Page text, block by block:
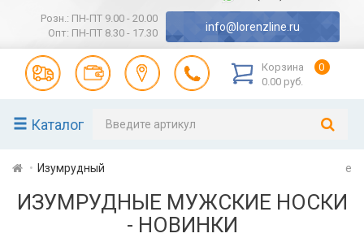
Розн.: ПН-ПТ 9.00 - 20.00
Опт: ПН-ПТ 8.30 - 17.30
info@lorenzline.ru
Корзина
0
0.00 руб.
Каталог
Изумрудный e
ИЗУМРУДНЫЕ МУЖСКИЕ НОСКИ
- НОВИНКИ